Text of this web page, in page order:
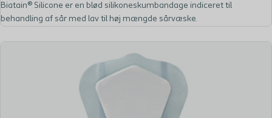
Biatain® Silicone er en blød silikoneskumbandage indiceret til
behandling af sår med lav til høj mængde sårvæske.